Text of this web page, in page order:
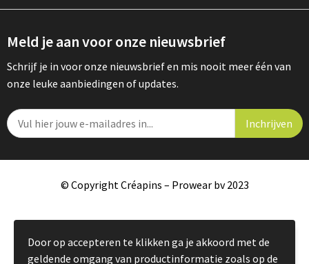
Meld je aan voor onze nieuwsbrief
Schrijf je in voor onze nieuwsbrief en mis nooit meer één van
onze leuke aanbiedingen of updates.
© Copyright Créapins – Prowear bv 2023
Door op accepteren te klikken ga je akkoord met de
geldende omgang van productinformatie zoals op de